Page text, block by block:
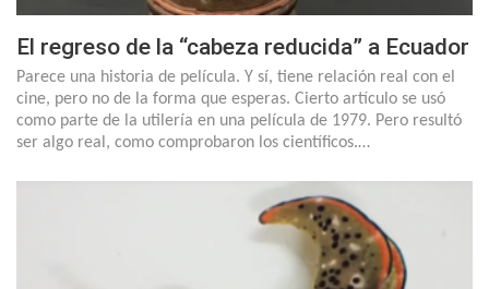
El regreso de la “cabeza reducida” a Ecuador
Parece una historia de película. Y sí, tiene relación real con el
cine, pero no de la forma que esperas. Cierto artículo se usó
como parte de la utilería en una película de 1979. Pero resultó
ser algo real, como comprobaron los científicos.…